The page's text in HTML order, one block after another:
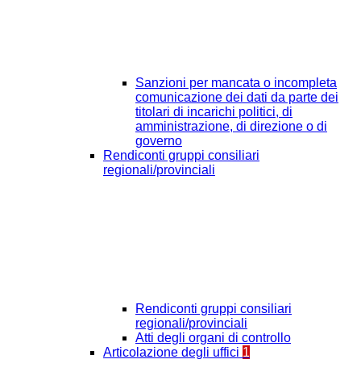
Sanzioni per mancata o incompleta
comunicazione dei dati da parte dei
titolari di incarichi politici, di
amministrazione, di direzione o di
governo
Rendiconti gruppi consiliari
regionali/provinciali
Rendiconti gruppi consiliari
regionali/provinciali
Atti degli organi di controllo
Articolazione degli uffici 1